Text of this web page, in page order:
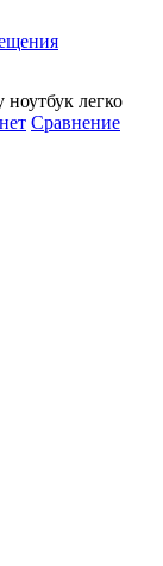
легко
Сравнение